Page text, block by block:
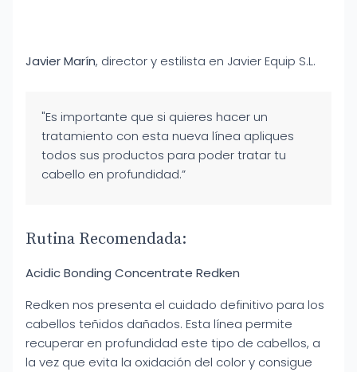
Javier Marín, director y estilista en Javier Equip S.L.
"Es importante que si quieres hacer un
tratamiento con esta nueva línea apliques
todos sus productos para poder tratar tu
cabello en profundidad.”
Rutina Recomendada:
Acidic Bonding Concentrate Redken
Redken nos presenta el cuidado definitivo para los
cabellos teñidos dañados. Esta línea permite
recuperar en profundidad este tipo de cabellos, a
la vez que evita la oxidación del color y consigue